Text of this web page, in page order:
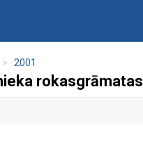
2001
rokasgrāmatas